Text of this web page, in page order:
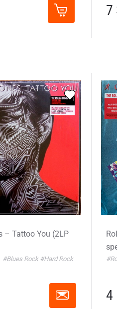
7
– Tattoo You (2LP
#Blues Rock #Hard Rock
4